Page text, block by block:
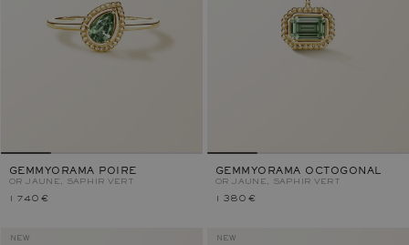
GEMMYORAMA POIRE
OR JAUNE, SAPHIR VERT
1 740 €
GEMMYORAMA OCTOGONAL
OR JAUNE, SAPHIR VERT
1 380 €
NEW NEW